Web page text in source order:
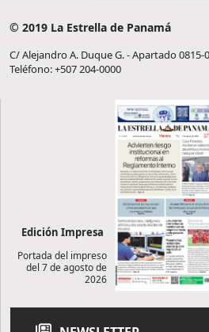
© 2019 La Estrella de Panamá
C/ Alejandro A. Duque G. - Apartado 0815-
Teléfono: +507 204-0000
Edición Impresa
Portada del impreso
del 7 de agosto de
2026